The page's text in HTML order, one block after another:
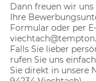
Dann freuen wir
Ihre
Formular oder per
Falls Sie lieber
rufen Sie uns
Sie direkt in unsere